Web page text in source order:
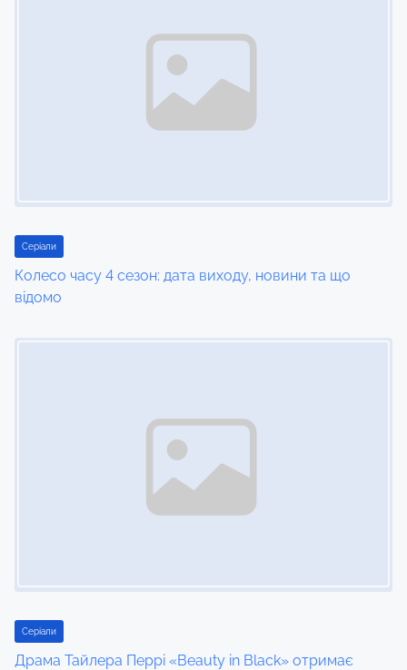
Серіали
Колесо часу 4 сезон: дата виходу, новини та що
відомо
Серіали
Драма Тайлера Перрі «Beauty in Black» отримає